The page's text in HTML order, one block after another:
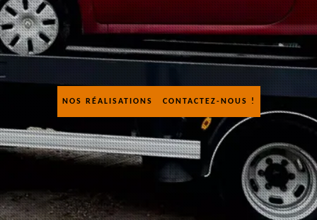
NOS RÉALISATIONS CONTACTEZ-NOUS !